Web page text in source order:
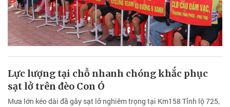
Lực lượng tại chỗ nhanh chóng khắc phục
sạt lở trên đèo Con Ó
Mưa lớn kéo dài đã gây sạt lở nghiêm trọng tại Km158 Tỉnh lộ 725,